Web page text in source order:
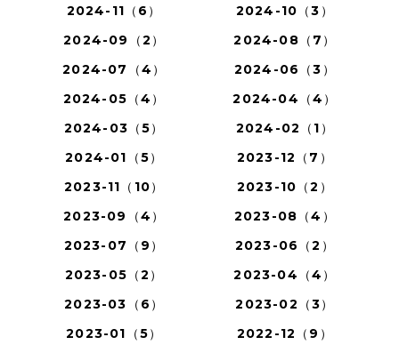
2024-11（6）
2024-10（3）
2024-09（2）
2024-08（7）
2024-07（4）
2024-06（3）
2024-05（4）
2024-04（4）
2024-03（5）
2024-02（1）
2024-01（5）
2023-12（7）
2023-11（10）
2023-10（2）
2023-09（4）
2023-08（4）
2023-07（9）
2023-06（2）
2023-05（2）
2023-04（4）
2023-03（6）
2023-02（3）
2023-01（5）
2022-12（9）